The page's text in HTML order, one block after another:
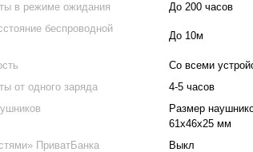
в режиме ожидания
До 200 часов
беспроводной
До 10м
Со всеми
от одного заряда
4-5 часов
Размер
61x46x25 мм
ПриватБанка
Выкл